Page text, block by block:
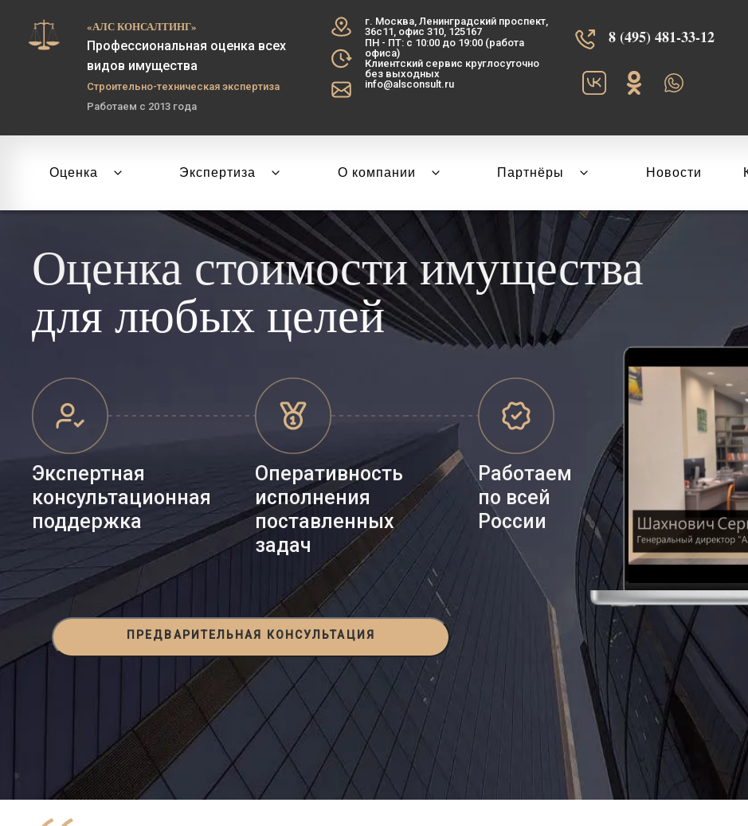
«АЛС КОНСАЛТИНГ»
Профессиональная оценка всех
видов имущества
Строительно-техническая экспертиза
Работаем с 2013 года
г. Москва, Ленинградский проспект,
36с11, офис 310, 125167
ПН - ПТ: с 10:00 до 19:00 (работа
офиса)
Клиентский сервис круглосуточно
без выходных
info@alsconsult.ru
8 (495) 481-33-12‬‬
Оценка Экспертиза О компании Партнёры Новости
Оценка стоимости имущества
для любых целей
Экспертная
консультационная
поддержка
Оперативность
исполнения
поставленных
задач
Работаем
по всей
России
ПРЕДВАРИТЕЛЬНАЯ КОНСУЛЬТАЦИЯ